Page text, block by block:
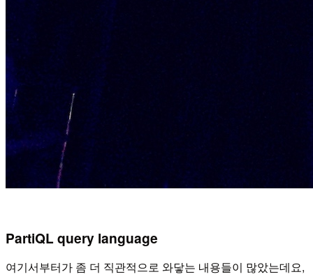
PartiQL query language
여기서부터가 좀 더 직관적으로 와닿는 내용들이 많았는데요,